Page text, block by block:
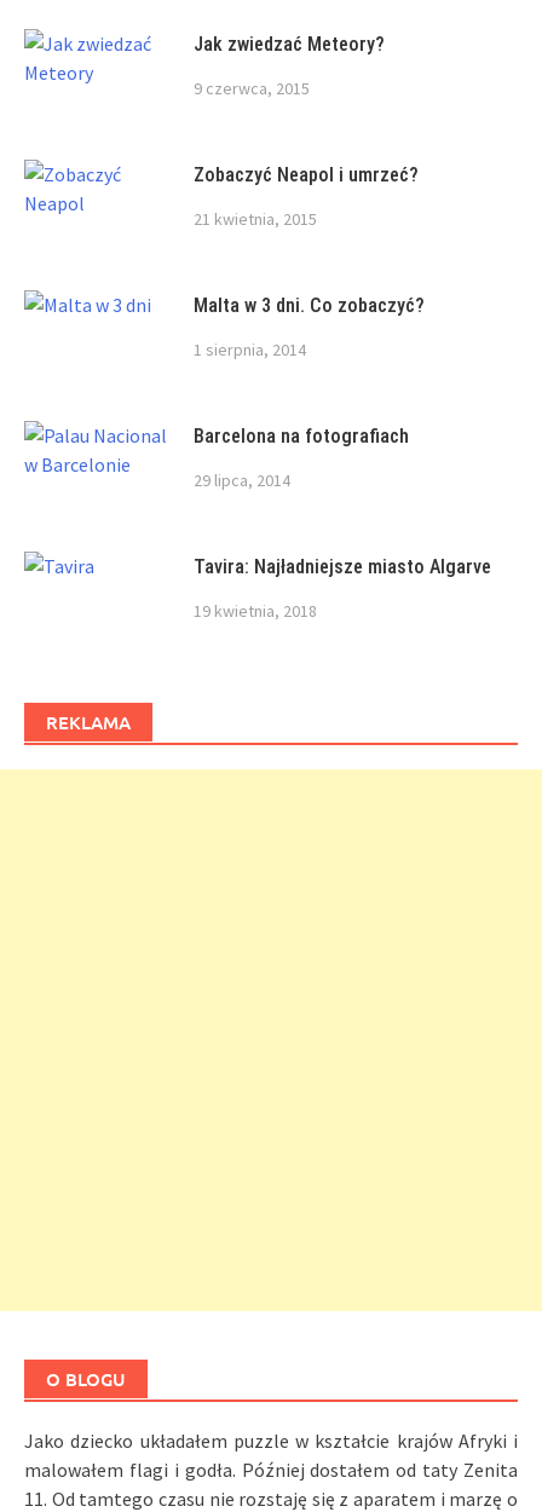
Jak zwiedzać Meteory?
9 czerwca, 2015
Zobaczyć Neapol i umrzeć?
21 kwietnia, 2015
Malta w 3 dni. Co zobaczyć?
1 sierpnia, 2014
Barcelona na fotografiach
29 lipca, 2014
Tavira: Najładniejsze miasto Algarve
19 kwietnia, 2018
REKLAMA
O BLOGU
Jako dziecko układałem puzzle w kształcie krajów Afryki i
malowałem flagi i godła. Później dostałem od taty Zenita
11. Od tamtego czasu nie rozstaję się z aparatem i marzę o